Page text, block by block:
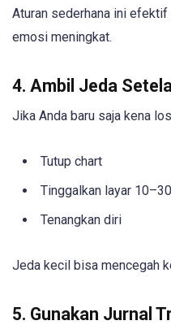
Aturan sederhana ini
emosi meningkat.
4. Ambil Jeda
Jika Anda baru saja kena
Tutup chart
Tinggalkan layar
Tenangkan diri
Jeda kecil bisa mencegah
5. Gunakan Jurnal